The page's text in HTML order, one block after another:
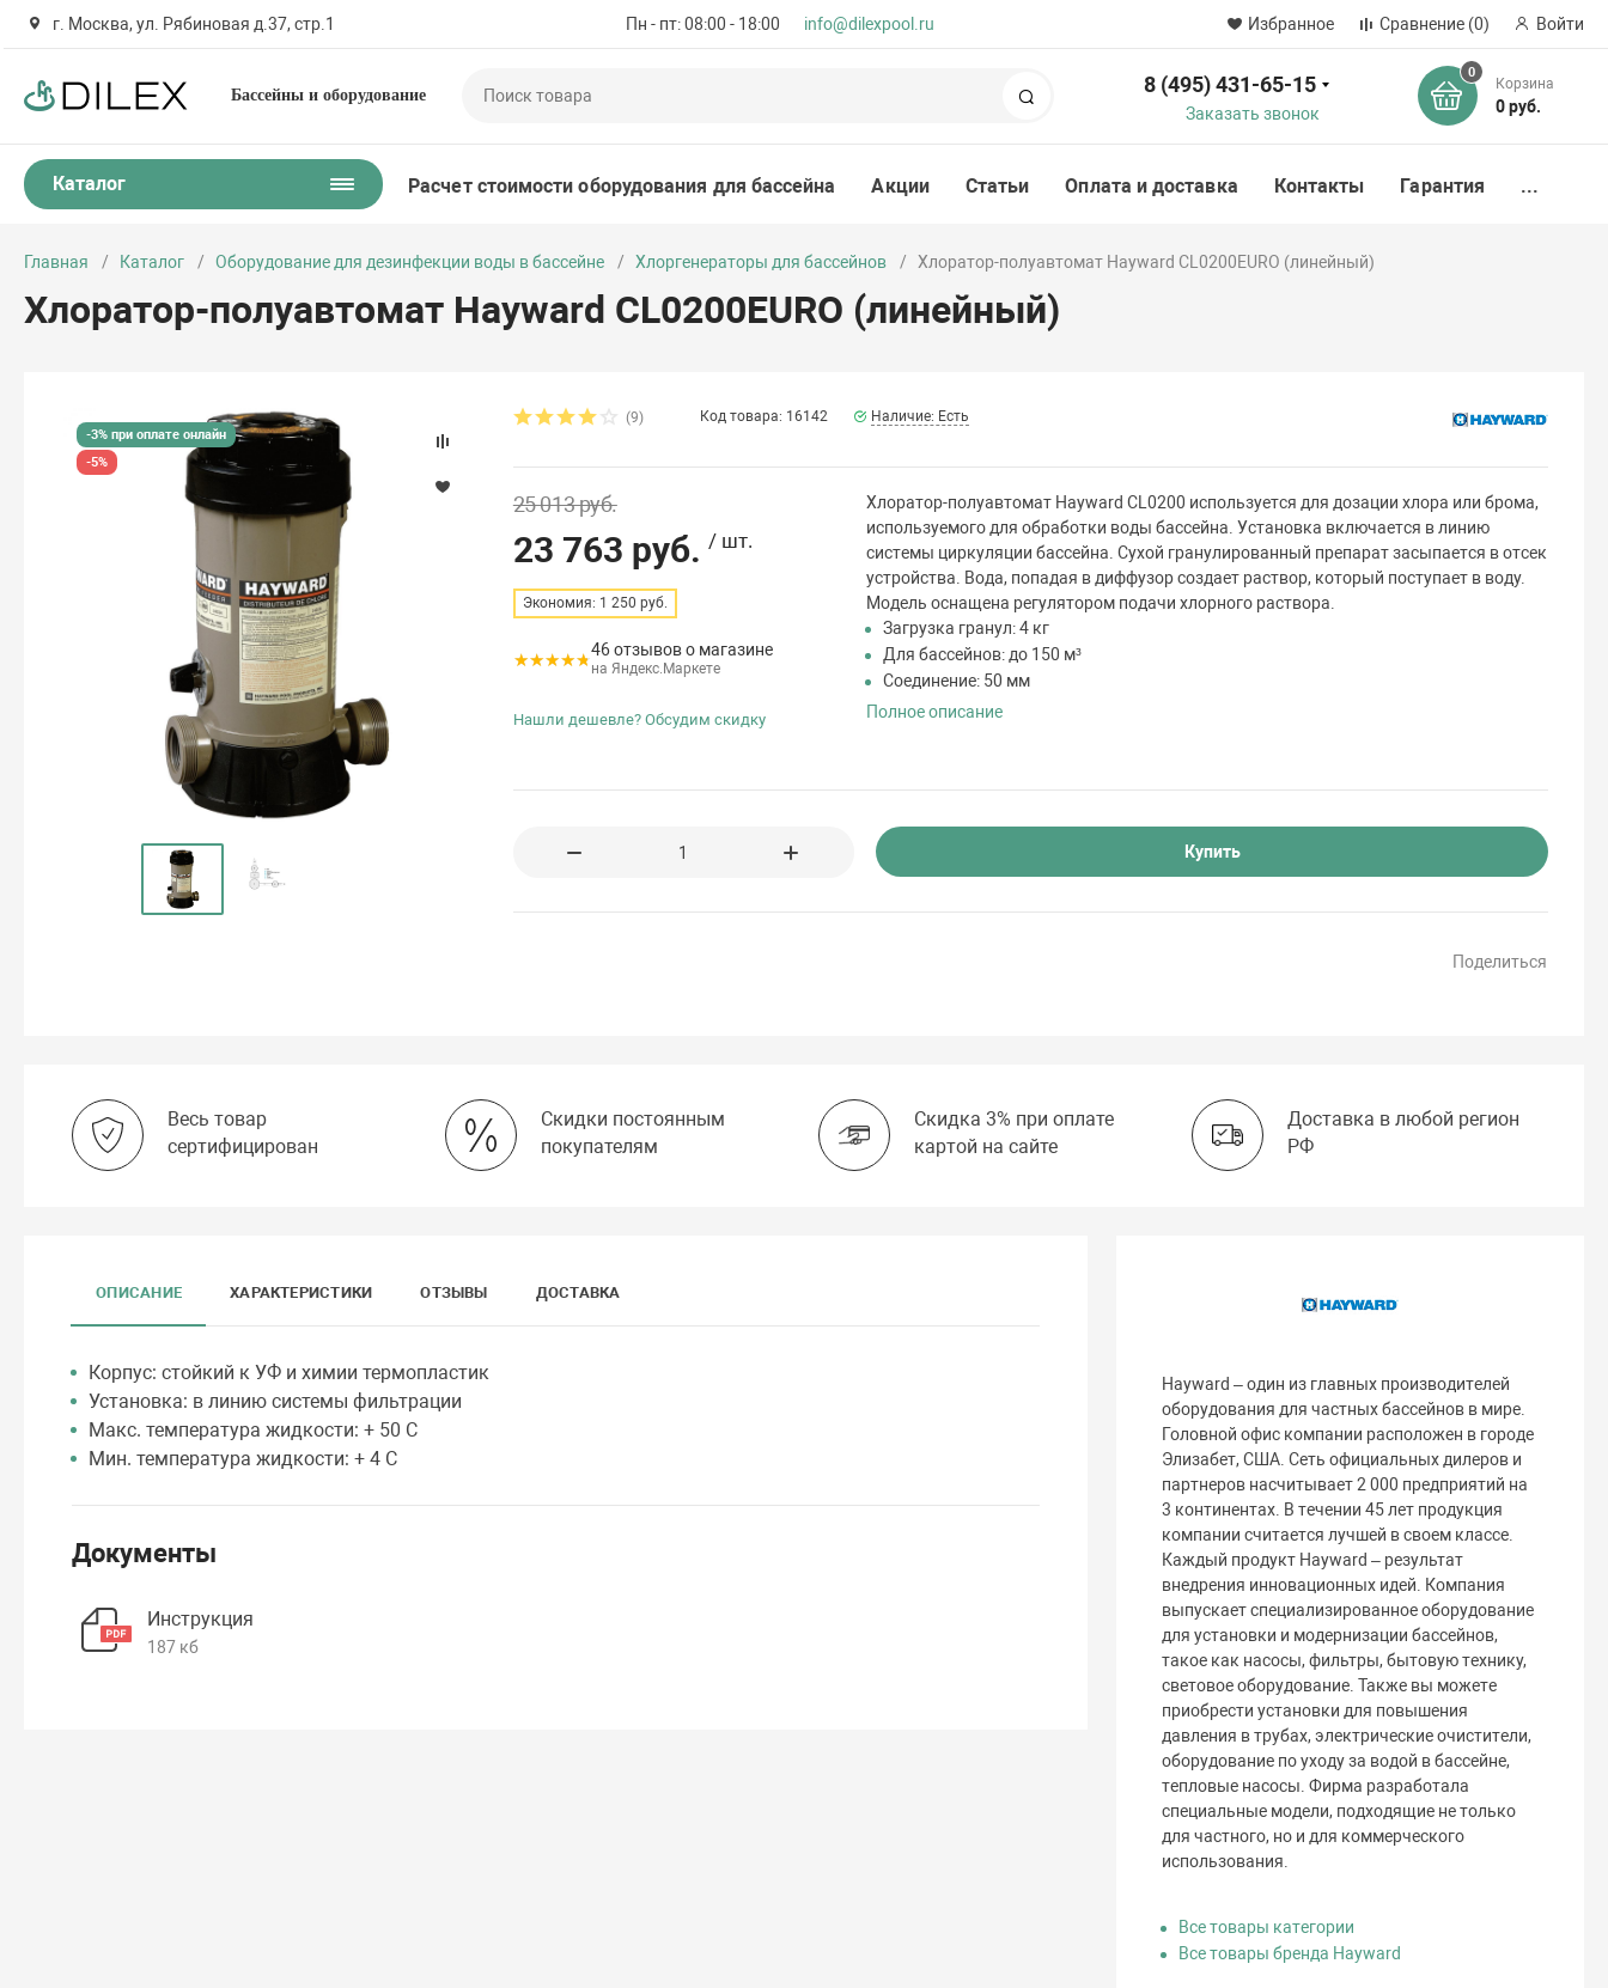
г. Москва, ул. Рябиновая д.37, стр.1 Пн - пт: 08:00 - 18:00 info@dilexpool.ru Избранное Сравнение (0) Войти
Бассейны и оборудование 8 (495) 431-65-15
Заказать звонок
0
Корзина
0 руб.
Каталог Расчет стоимости оборудования для бассейна Акции Статьи Оплата и доставка Контакты Гарантия ...
Главная Каталог Оборудование для дезинфекции воды в бассейне Хлоргенераторы для бассейнов Хлоратор-полуавтомат Hayward CL0200EURO (линейный)
Хлоратор-полуавтомат Hayward CL0200EURO (линейный)
-3% при оплате онлайн
-5%
(9) Код товара: 16142 Наличие: Есть
25 013 руб.
23 763 руб. / шт.
Экономия: 1 250 руб.
46 отзывов о магазине
на Яндекс.Маркете
Нашли дешевле? Обсудим скидку
Хлоратор-полуавтомат Hayward CL0200 используется для дозации хлора или брома,
используемого для обработки воды бассейна. Установка включается в линию
системы циркуляции бассейна. Сухой гранулированный препарат засыпается в отсек
устройства. Вода, попадая в диффузор создает раствор, который поступает в воду.
Модель оснащена регулятором подачи хлорного раствора.
Загрузка гранул: 4 кг
Для бассейнов: до 150 м³
Соединение: 50 мм
Полное описание
Купить
Поделиться
Весь товар
сертифицирован
Скидки постоянным
покупателям
Скидка 3% при оплате
картой на сайте
Доставка в любой регион
РФ
ОПИСАНИЕ ХАРАКТЕРИСТИКИ ОТЗЫВЫ ДОСТАВКА
Корпус: стойкий к УФ и химии термопластик
Установка: в линию системы фильтрации
Макс. температура жидкости: + 50 С
Мин. температура жидкости: + 4 С
Документы
Инструкция
187 кб
Hayward – один из главных производителей
оборудования для частных бассейнов в мире.
Головной офис компании расположен в городе
Элизабет, США. Сеть официальных дилеров и
партнеров насчитывает 2 000 предприятий на
3 континентах. В течении 45 лет продукция
компании считается лучшей в своем классе.
Каждый продукт Hayward – результат
внедрения инновационных идей. Компания
выпускает специализированное оборудование
для установки и модернизации бассейнов,
такое как насосы, фильтры, бытовую технику,
световое оборудование. Также вы можете
приобрести установки для повышения
давления в трубах, электрические очистители,
оборудование по уходу за водой в бассейне,
тепловые насосы. Фирма разработала
специальные модели, подходящие не только
для частного, но и для коммерческого
использования.
Все товары категории
Все товары бренда Hayward